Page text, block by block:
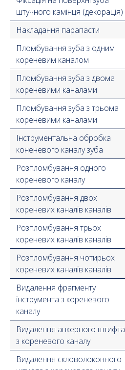
штучного камінця (декорація)
Накладання парапасти
Пломбування зуба з одним
кореневим каналом
Пломбування зуба з двома
кореневими каналами
Пломбування зуба з трьома
кореневими каналами
Інструментальна обробка
коненевого каналу зуба
Розпломбування одного
кореневого каналу
Розпломбування двох
кореневих каналів каналів
Розпломбування трьох
кореневих каналів каналів
Розпломбування чотирьох
кореневих каналів каналів
Видалення фрагменту
інструмента з кореневого
каналу
Видалення анкерного штифта
з кореневого каналу
Видалення скловолоконного